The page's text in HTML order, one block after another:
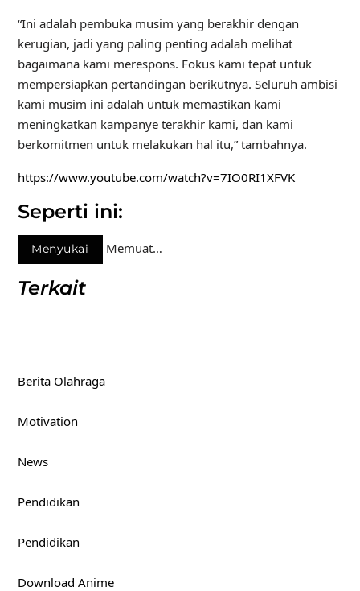
“Ini adalah pembuka musim yang berakhir dengan
kerugian, jadi yang paling penting adalah melihat
bagaimana kami merespons. Fokus kami tepat untuk
mempersiapkan pertandingan berikutnya. Seluruh ambisi
kami musim ini adalah untuk memastikan kami
meningkatkan kampanye terakhir kami, dan kami
berkomitmen untuk melakukan hal itu,” tambahnya.
https://www.youtube.com/watch?v=7IO0RI1XFVK
Seperti ini:
Menyukai Memuat…
Terkait
Berita Olahraga
Motivation
News
Pendidikan
Pendidikan
Download Anime